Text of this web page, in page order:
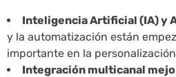
Inteligencia Artificial (IA) y
y la automatización están
importante en la
Integración multicanal